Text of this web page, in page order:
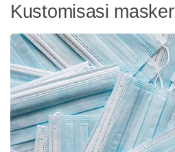
Kustomisasi masker